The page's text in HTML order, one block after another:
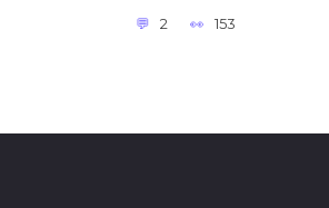
2 153